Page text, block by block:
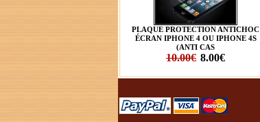
PLAQUE PROTECTION ANTICHOC
ÉCRAN IPHONE 4 OU IPHONE 4S
(ANTI CAS
10.00€ 8.00€